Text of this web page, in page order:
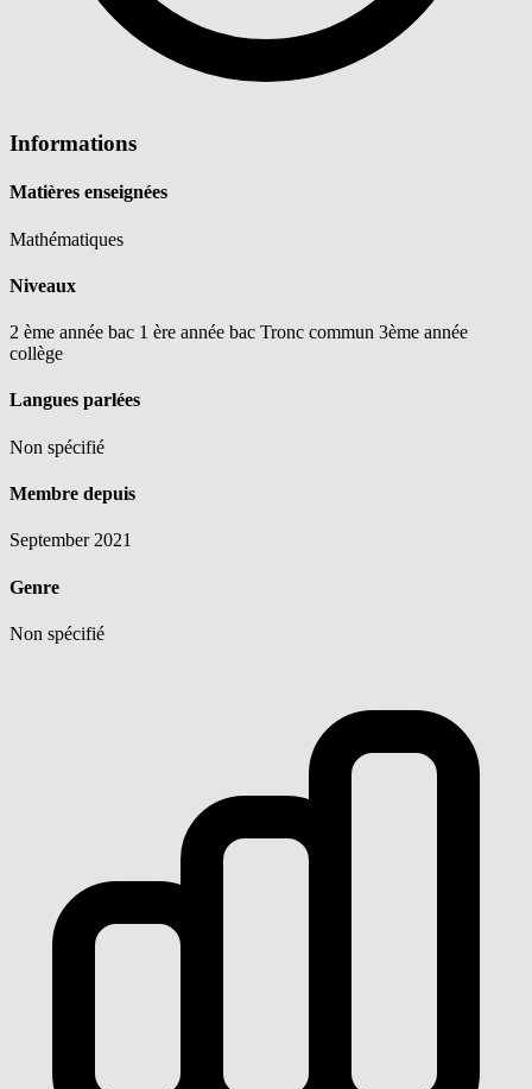
Informations
Matières enseignées
Mathématiques
Niveaux
2 ème année bac 1 ère année bac Tronc commun 3ème année
collège
Langues parlées
Non spécifié
Membre depuis
September 2021
Genre
Non spécifié